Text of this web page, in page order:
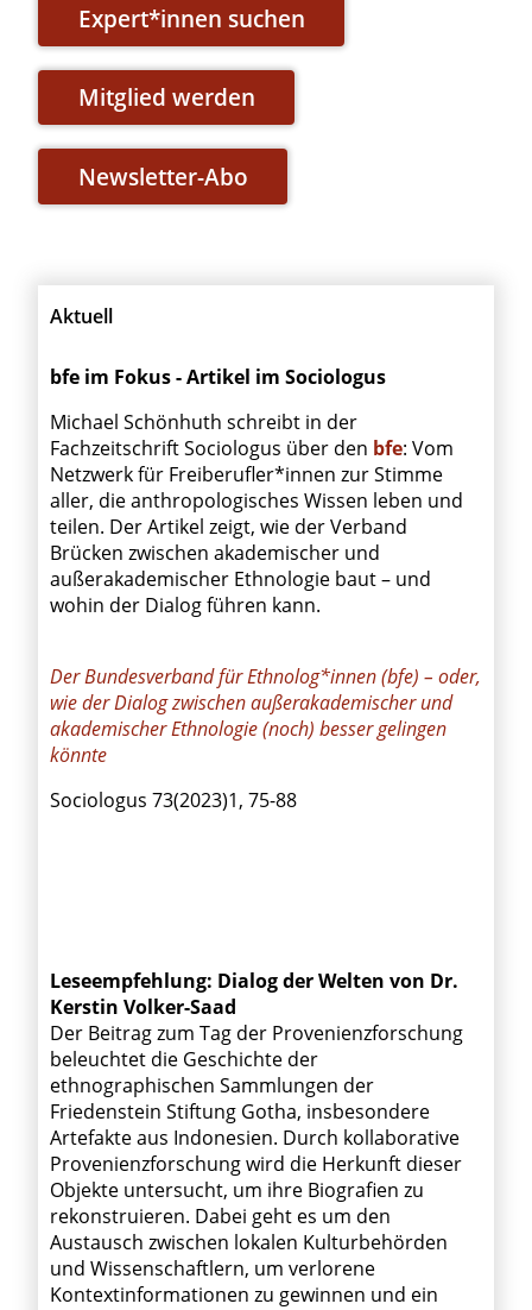
Expert*innen suchen
Mitglied werden
Newsletter-Abo
Aktuell
bfe im Fokus - Artikel im Sociologus
Michael Schönhuth schreibt in der
Fachzeitschrift Sociologus über den bfe: Vom
Netzwerk für Freiberufler*innen zur Stimme
aller, die anthropologisches Wissen leben und
teilen. Der Artikel zeigt, wie der Verband
Brücken zwischen akademischer und
außerakademischer Ethnologie baut – und
wohin der Dialog führen kann.
Der Bundesverband für Ethnolog*innen (bfe) – oder,
wie der Dialog zwischen außerakademischer und
akademischer Ethnologie (noch) besser gelingen
könnte
Sociologus 73(2023)1, 75-88
Leseempfehlung: Dialog der Welten von Dr.
Kerstin Volker-Saad
Der Beitrag zum Tag der Provenienzforschung
beleuchtet die Geschichte der
ethnographischen Sammlungen der
Friedenstein Stiftung Gotha, insbesondere
Artefakte aus Indonesien. Durch kollaborative
Provenienzforschung wird die Herkunft dieser
Objekte untersucht, um ihre Biografien zu
rekonstruieren. Dabei geht es um den
Austausch zwischen lokalen Kulturbehörden
und Wissenschaftlern, um verlorene
Kontextinformationen zu gewinnen und ein